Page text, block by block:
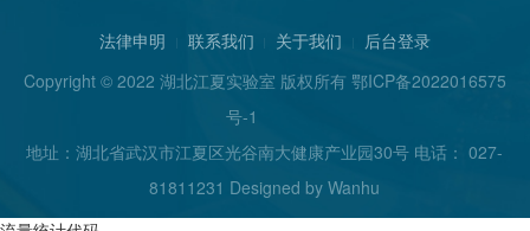
法律申明 联系我们 关于我们
后台登录
Copyright © 2022 湖北江夏实验室 版权所有 鄂ICP备2022016575
号-1
地址：湖北省武汉市江夏区光谷南大健康产业园30号 电话： 027-
81811231 Designed byWanhu